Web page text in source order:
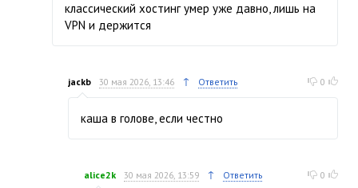
классический хостинг умер уже давно, лишь на
VPN и держится
jackb 30 мая 2026, 13:46 ↑ 0
Ответить
каша в голове, если честно
alice2k 30 мая 2026, 13:59 ↑ 0
Ответить